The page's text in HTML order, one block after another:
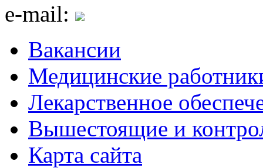
e-mail:
Вакансии
Медицинские
Лекарственное
Вышестоящие и
Карта сайта